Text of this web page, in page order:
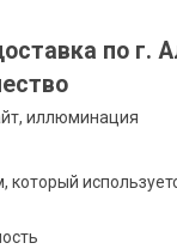
по г.
иллюминация